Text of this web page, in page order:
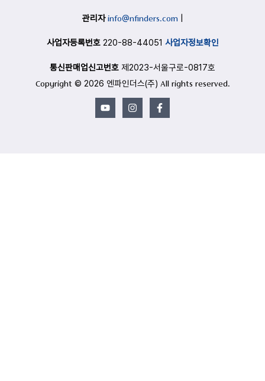
관리자 info@nfinders.com
사업자등록번호220-88-44051 사업자정보확인
통신판매업신고번호 제2023-서울구로-0817호
Copyright © 2026 엔파인더스(주) All rights reserved.